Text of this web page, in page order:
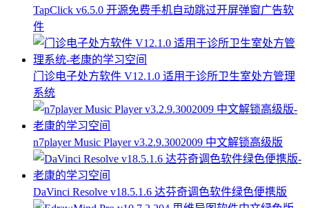
TapClick v6.5.0 开源免费手机自动跳过开屏弹窗广告软
件
门诊电子处方软件 V12.1.0 适用于诊所卫生室处方管理
系统
n7player Music Player v3.2.9.3002009 中文解锁高级版
DaVinci Resolve v18.5.1.6 达芬奇调色软件绿色便携版